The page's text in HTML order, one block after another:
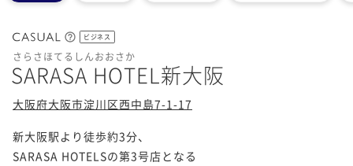
ビジネス
さらさほてるしんおおさか
SARASA HOTEL新大阪
大阪府大阪市淀川区西中島7-1-17
新大阪駅より徒歩約3分、
SARASA HOTELSの第3号店となる